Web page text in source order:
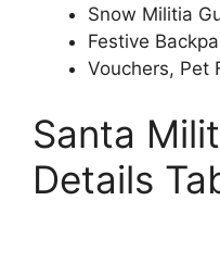
Snow Militia
Festive
Vouchers, Pet
Santa
Details